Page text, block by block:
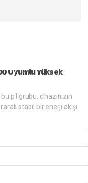
Uyumlu Yüksek
pil grubu, cihazınızın
stabil bir enerji akışı